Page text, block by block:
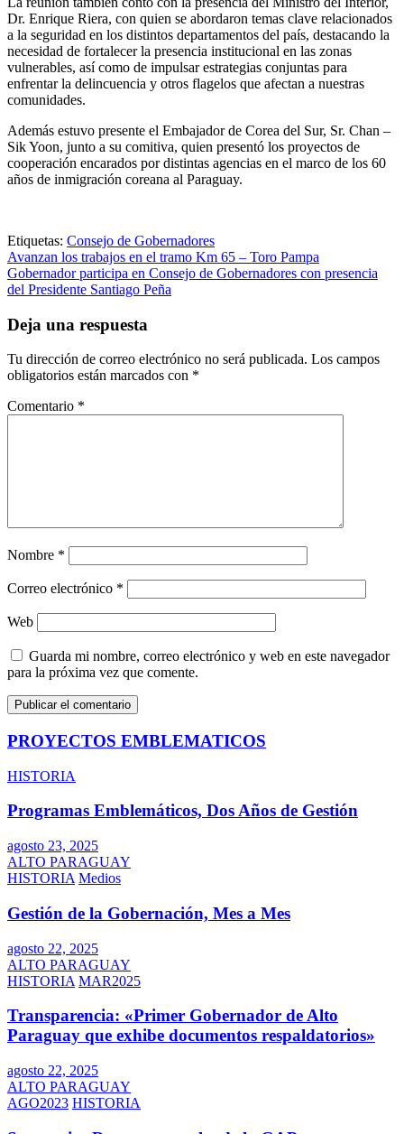
Dr. Enrique Riera, con quien se abordaron temas clave relacionados
a la seguridad en los distintos departamentos del país, destacando la
necesidad de fortalecer la presencia institucional en las zonas
vulnerables, así como de impulsar estrategias conjuntas para
enfrentar la delincuencia y otros flagelos que afectan a nuestras
comunidades.
Además estuvo presente el Embajador de Corea del Sur, Sr. Chan –
Sik Yoon, junto a su comitiva, quien presentó los proyectos de
cooperación encarados por distintas agencias en el marco de los 60
años de inmigración coreana al Paraguay.
Etiquetas: Consejo de Gobernadores
Navegación
de
Avanzan los trabajos en el tramo Km 65 – Toro Pampa
Gobernador participa en Consejo de Gobernadores con presencia
del Presidente Santiago Peña
Deja una respuesta
Tu dirección de correo electrónico no será publicada. Los campos
obligatorios están marcados con *
Comentario *
Nombre *
Correo electrónico *
Web
Guarda mi nombre, correo electrónico y web en este navegador
para la próxima vez que comente.
PROYECTOS EMBLEMATICOS
HISTORIA
Programas Emblemáticos, Dos Años de Gestión
agosto 23, 2025
ALTO PARAGUAY
HISTORIA Medios
Gestión de la Gobernación, Mes a Mes
agosto 22, 2025
ALTO PARAGUAY
HISTORIA MAR2025
Transparencia: «Primer Gobernador de Alto
Paraguay que exhibe documentos respaldatorios»
agosto 22, 2025
ALTO PARAGUAY
AGO2023 HISTORIA